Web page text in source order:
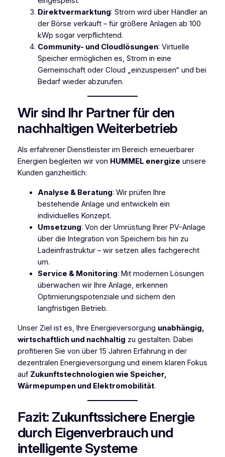
Direktvermarktung: Strom wird über Händler an
der Börse verkauft – für größere Anlagen ab 100
kWp sogar verpflichtend.
Community- und Cloudlösungen: Virtuelle
Speicher ermöglichen es, Strom in eine
Gemeinschaft oder Cloud „einzuspeisen“ und bei
Bedarf wieder abzurufen.
Wir sind Ihr Partner für den
nachhaltigen Weiterbetrieb
Als erfahrener Dienstleister im Bereich erneuerbarer
Energien begleiten wir von HUMMEL energize unsere
Kunden ganzheitlich:
Analyse & Beratung: Wir prüfen Ihre
bestehende Anlage und entwickeln ein
individuelles Konzept.
Umsetzung: Von der Umrüstung Ihrer PV-Anlage
über die Integration von Speichern bis hin zu
Ladeinfrastruktur – wir setzen alles fachgerecht
um.
Service & Monitoring: Mit modernen Lösungen
überwachen wir Ihre Anlage, erkennen
Optimierungspotenziale und sichern den
langfristigen Betrieb.
Unser Ziel ist es, Ihre Energieversorgung unabhängig,
wirtschaftlich und nachhaltig zu gestalten. Dabei
profitieren Sie von über 15 Jahren Erfahrung in der
dezentralen Energieversorgung und einem klaren Fokus
auf Zukunftstechnologien wie Speicher,
Wärmepumpen und Elektromobilität.
Fazit: Zukunftssichere Energie
durch Eigenverbrauch und
intelligente Systeme